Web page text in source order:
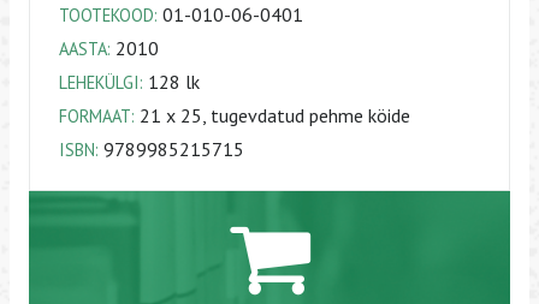
TOOTEKOOD: 01-010-06-0401
AASTA: 2010
LEHEKÜLGI: 128 lk
FORMAAT: 21 x 25, tugevdatud pehme köide
ISBN: 9789985215715